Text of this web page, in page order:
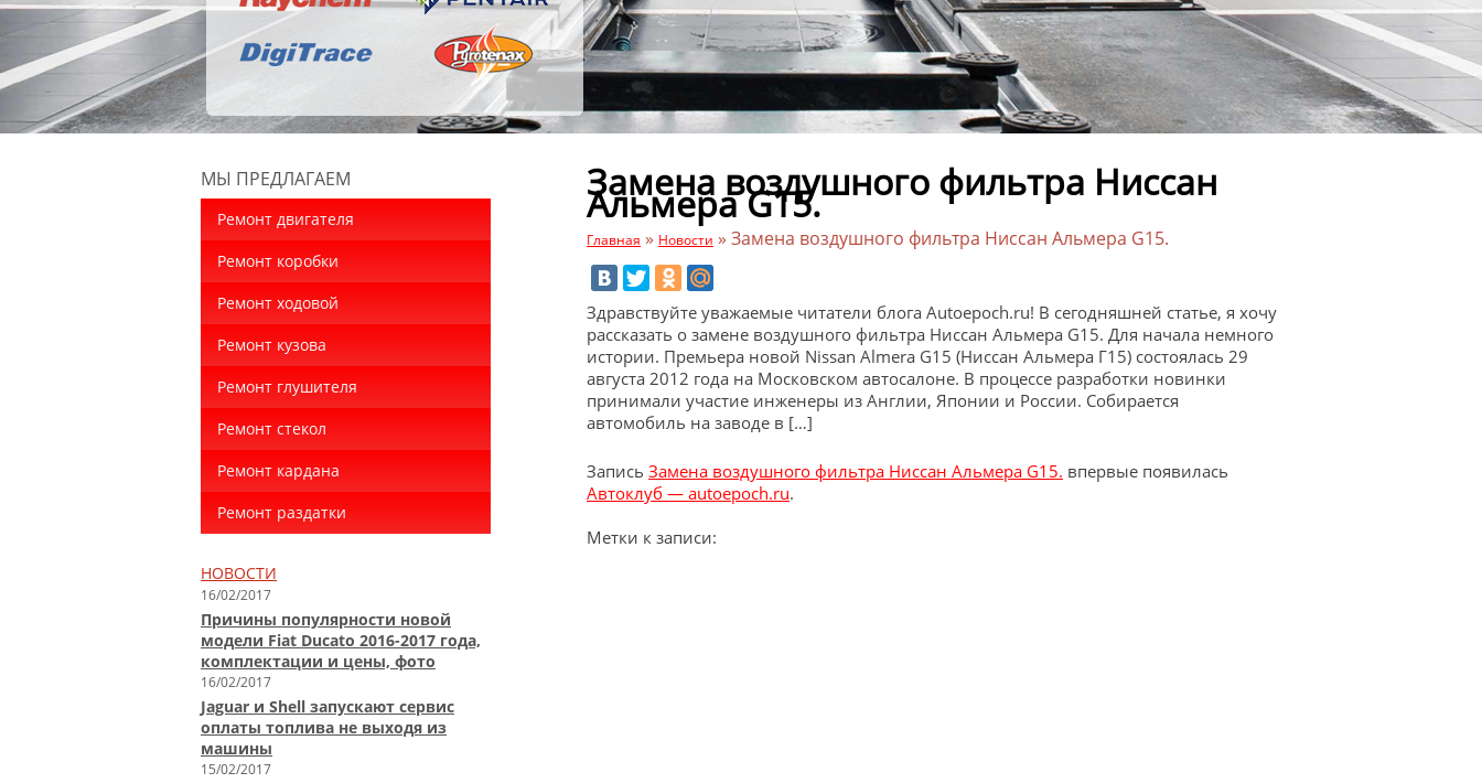
МЫ ПРЕДЛАГАЕМ
Ремонт двигателя
Ремонт коробки
Ремонт ходовой
Ремонт кузова
Ремонт глушителя
Ремонт стекол
Ремонт кардана
Ремонт раздатки
НОВОСТИ
16/02/2017
Причины популярности новой
модели Fiat Ducato 2016-2017 года,
комплектации и цены, фото
16/02/2017
Jaguar и Shell запускают сервис
оплаты топлива не выходя из
машины
15/02/2017
Замена воздушного фильтра Ниссан
Альмера G15.
Главная » Новости » Замена воздушного фильтра Ниссан Альмера G15.
Здравствуйте уважаемые читатели блога Autoepoch.ru! В сегодняшней статье, я хочу
рассказать о замене воздушного фильтра Ниссан Альмера G15. Для начала немного
истории. Премьера новой Nissan Almera G15 (Ниссан Альмера Г15) состоялась 29
августа 2012 года на Московском автосалоне. В процессе разработки новинки
принимали участие инженеры из Англии, Японии и России. Собирается
автомобиль на заводе в […]
Запись Замена воздушного фильтра Ниссан Альмера G15. впервые появилась
Автоклуб — autoepoch.ru.
Метки к записи: